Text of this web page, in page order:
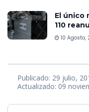
El único
110
10 Agosto,
Publicado: 29 julio,
Actualizado: 09